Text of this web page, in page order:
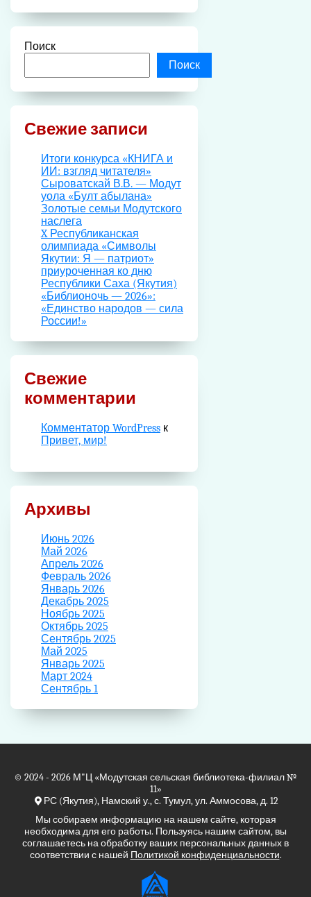
Поиск
Поиск
Свежие записи
Итоги конкурса «КНИГА и
ИИ: взгляд читателя»
Сыроватскай В.В. — Модут
уола «Булт абылана»
Золотые семьи Модутского
наслега
X Республиканская
олимпиада «Символы
Якутии: Я — патриот»
приуроченная ко дню
Республики Саха (Якутия)
«Библионочь — 2026»:
«Единство народов — сила
России!»
Свежие
комментарии
Комментатор WordPress к
Привет, мир!
Архивы
Июнь 2026
Май 2026
Апрель 2026
Февраль 2026
Январь 2026
Декабрь 2025
Ноябрь 2025
Октябрь 2025
Сентябрь 2025
Май 2025
Январь 2025
Март 2024
Сентябрь 1
© 2024 - 2026 М"Ц «Модутская сельская библиотека-филиал №
11»
РС (Якутия), Намский у., с. Тумул, ул. Аммосова, д. 12
Мы собираем информацию на нашем сайте, которая
необходима для его работы. Пользуясь нашим сайтом, вы
соглашаетесь на обработку ваших персональных данных в
соответствии с нашей Политикой конфиденциальности.